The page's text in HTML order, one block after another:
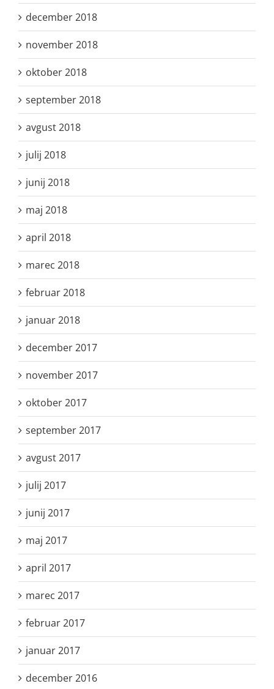
december 2018
november 2018
oktober 2018
september 2018
avgust 2018
julij 2018
junij 2018
maj 2018
april 2018
marec 2018
februar 2018
januar 2018
december 2017
november 2017
oktober 2017
september 2017
avgust 2017
julij 2017
junij 2017
maj 2017
april 2017
marec 2017
februar 2017
januar 2017
december 2016